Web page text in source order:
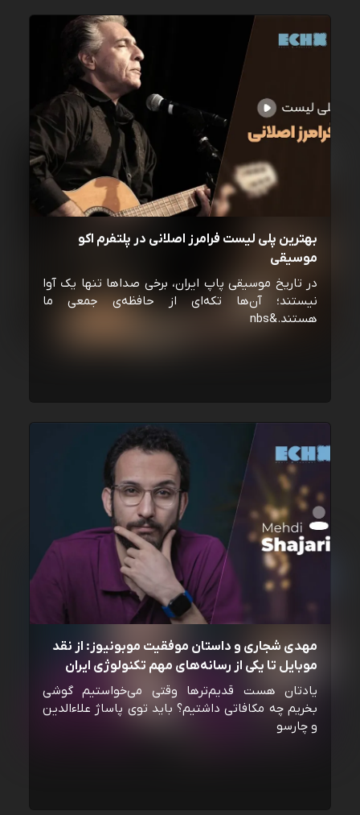
بهترین پلی لیست فرامرز اصلانی در پلتفرم اکو
موسیقی
در تاریخ موسیقی پاپ ایران، برخی صداها تنها یک آوا
نیستند؛ آن‌ها تکه‌ای از حافظه‌ی جمعی ما
هستند.&nbs
مهدی شجاری و داستان موفقیت موبونیوز: از نقد
موبایل تا یکی از رسانه‌‌های مهم تکنولوژی ایران
یادتان هست قدیم‌ترها وقتی می‌خواستیم گوشی
بخریم چه مکافاتی داشتیم؟ باید توی پاساژ علاءالدین
و چارسو